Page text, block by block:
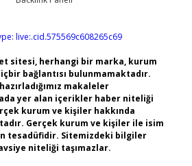
live:.cid.575569c608265c69
sitesi, herhangi bir marka, kurum
bağlantısı bulunmamaktadır.
makaleler
yer alan içerikler haber niteliği
kurum ve kişiler hakkında
Gerçek kurum ve kişiler ile isim
tesadüfidir. Sitemizdeki bilgiler
niteliği taşımazlar.